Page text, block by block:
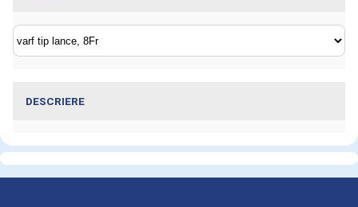
DESCRIERE
Informaţii despre Ac ghidaj REDON, varf